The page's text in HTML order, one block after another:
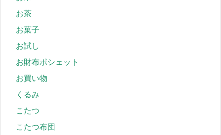
お茶
お菓子
お試し
お財布ポシェット
お買い物
くるみ
こたつ
こたつ布団